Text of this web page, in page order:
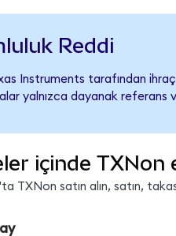
Reddi
Instruments tarafından
yalnızca dayanak referans
içinde TXNon
TXNon satın alın, satın,